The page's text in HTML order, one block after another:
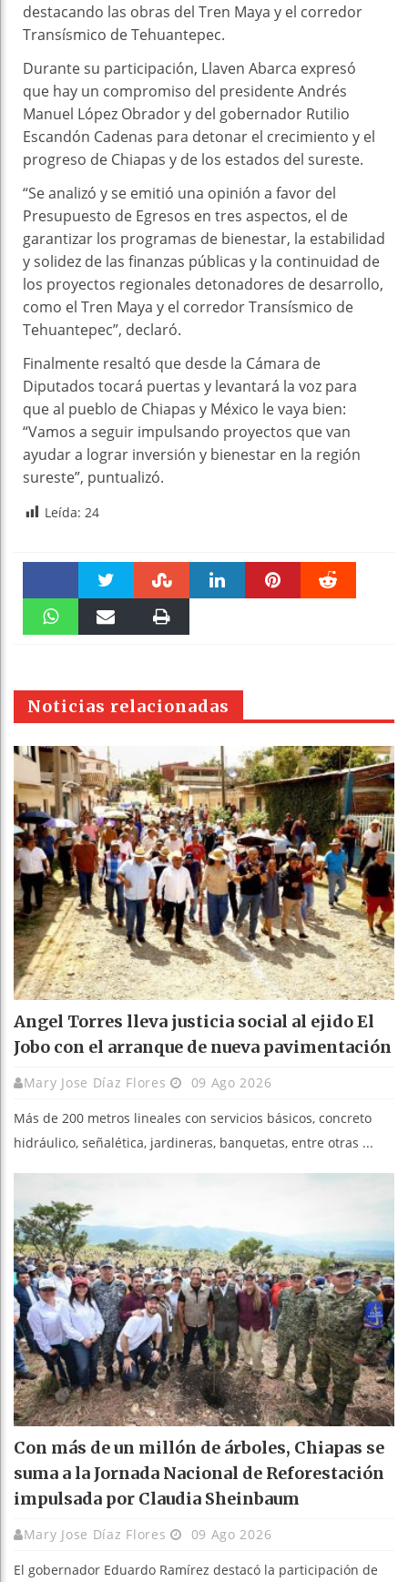
destacando las obras del Tren Maya y el corredor
Transísmico de Tehuantepec.
Durante su participación, Llaven Abarca expresó
que hay un compromiso del presidente Andrés
Manuel López Obrador y del gobernador Rutilio
Escandón Cadenas para detonar el crecimiento y el
progreso de Chiapas y de los estados del sureste.
“Se analizó y se emitió una opinión a favor del
Presupuesto de Egresos en tres aspectos, el de
garantizar los programas de bienestar, la estabilidad
y solidez de las finanzas públicas y la continuidad de
los proyectos regionales detonadores de desarrollo,
como el Tren Maya y el corredor Transísmico de
Tehuantepec”, declaró.
Finalmente resaltó que desde la Cámara de
Diputados tocará puertas y levantará la voz para
que al pueblo de Chiapas y México le vaya bien:
“Vamos a seguir impulsando proyectos que van
ayudar a lograr inversión y bienestar en la región
sureste”, puntualizó.
Leída: 24
Faceboo Twitter Stumble
pt
Noticias relacionadas
Angel Torres lleva justicia social al ejido El
Jobo con el arranque de nueva pavimentación
Mary Jose Díaz Flores 09 Ago 2026
Más de 200 metros lineales con servicios básicos, concreto
hidráulico, señalética, jardineras, banquetas, entre otras ...
Con más de un millón de árboles, Chiapas se
suma a la Jornada Nacional de Reforestación
impulsada por Claudia Sheinbaum
Mary Jose Díaz Flores 09 Ago 2026
El gobernador Eduardo Ramírez destacó la participación de